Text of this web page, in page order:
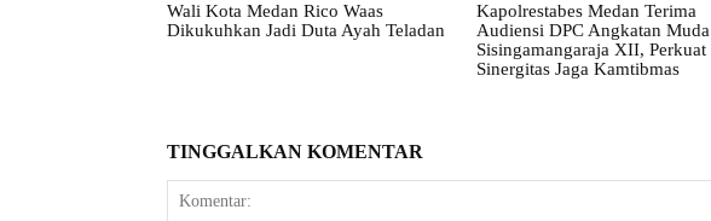
Wali Kota Medan Rico Waas
Dikukuhkan Jadi Duta Ayah Teladan
Kapolrestabes Medan Terima
Audiensi DPC Angkatan Muda
Sisingamangaraja XII, Perkuat
Sinergitas Jaga Kamtibmas
TINGGALKAN KOMENTAR